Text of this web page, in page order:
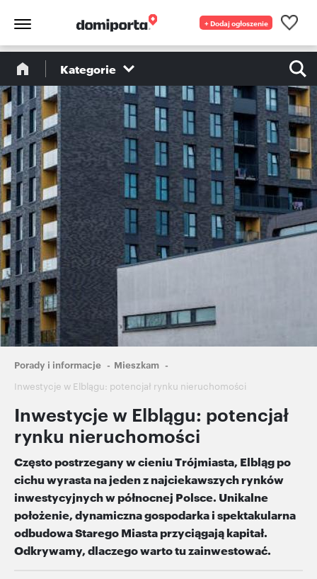
+ Dodaj ogłoszenie
Kategorie
Ścieżka
nawigacyjna
Porady i informacje
Mieszkam
Inwestycje w Elblągu: potencjał rynku nieruchomości
Inwestycje w Elblągu: potencjał
rynku nieruchomości
Często postrzegany w cieniu Trójmiasta, Elbląg po
cichu wyrasta na jeden z najciekawszych rynków
inwestycyjnych w północnej Polsce. Unikalne
położenie, dynamiczna gospodarka i spektakularna
odbudowa Starego Miasta przyciągają kapitał.
Odkrywamy, dlaczego warto tu zainwestować.